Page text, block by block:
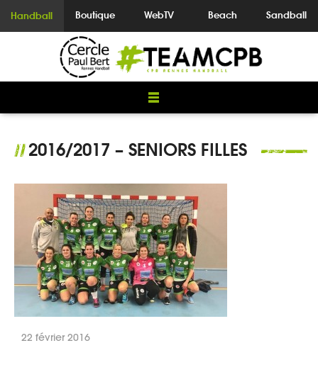
Handball Boutique WebTV Beach Sandball
//2016/2017 – SENIORS FILLES
22 février 2016